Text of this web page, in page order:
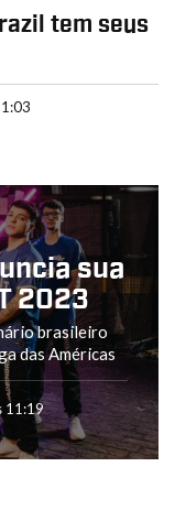
tem seus
sua
2023
brasileiro
das Américas
11:19